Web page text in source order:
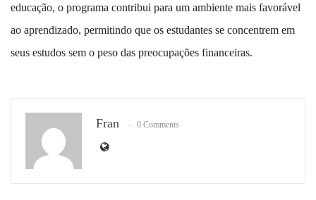
educação, o programa contribui para um ambiente mais favorável
ao aprendizado, permitindo que os estudantes se concentrem em
seus estudos sem o peso das preocupações financeiras.
Fran 0 Comments